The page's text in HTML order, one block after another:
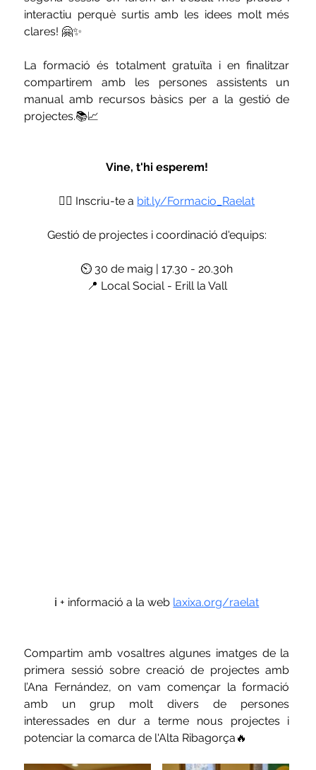
interactiu perquè surtis amb les idees molt més
clares! 🤗✨
La formació és totalment gratuïta i en finalitzar
compartirem amb les persones assistents un
manual amb recursos bàsics per a la gestió de
projectes.📚📈
Vine, t'hi esperem!
✍🏽 Inscriu-te a bit.ly/Formacio_Raelat
Gestió de projectes i coordinació d'equips:
⏲️ 30 de maig | 17.30 - 20.30h
📍 Local Social - Erill la Vall
ℹ️ + informació a la web laxixa.org/raelat
Compartim amb vosaltres algunes imatges de la
primera sessió sobre creació de projectes amb
l’Ana Fernández,​ on ​vam començar la formació
amb un grup molt divers de persones
interessades en dur a terme nous projectes i
potenciar la comarca de l'Alta Ribagorça🔥